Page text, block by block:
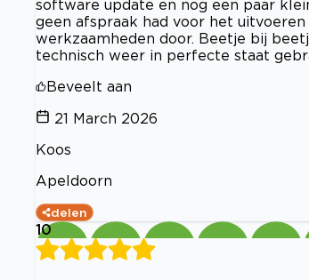
software update en nog een paar
geen afspraak had voor het
werkzaamheden door. Beetje bij
technisch weer in perfecte staat
Beveelt aan
21 March 2026
Koos
Apeldoorn
delen
10